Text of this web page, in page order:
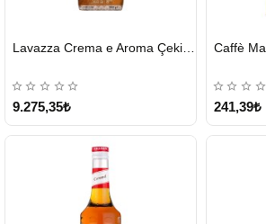
GÖNDERİ
9.275,35₺
GÖNDERİ
241,39₺